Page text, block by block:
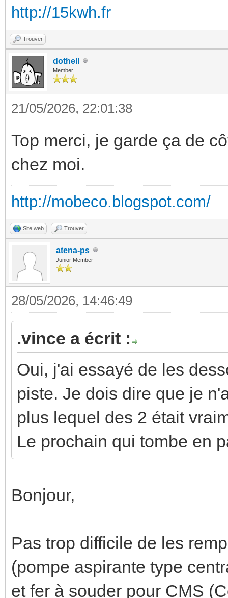
http://15kwh.fr
Trouver
dothell
Member
21/05/2026, 22:01:38
Top merci, je garde ça de
chez moi.
http://mobeco.blogspot.com/
Site web Trouver
atena-ps
Junior Member
28/05/2026, 14:46:49
.vince a écrit :
Oui, j'ai essayé de les
piste. Je dois dire que je
plus lequel des 2 était
Le prochain qui tombe en
Bonjour,
Pas trop difficile de les
(pompe aspirante type
et fer à souder pour CMS